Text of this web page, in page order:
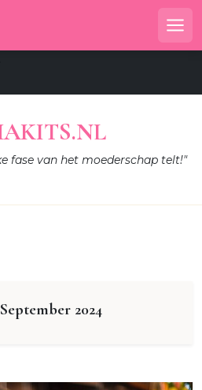
fase van het moederschap telt!"
September 2024